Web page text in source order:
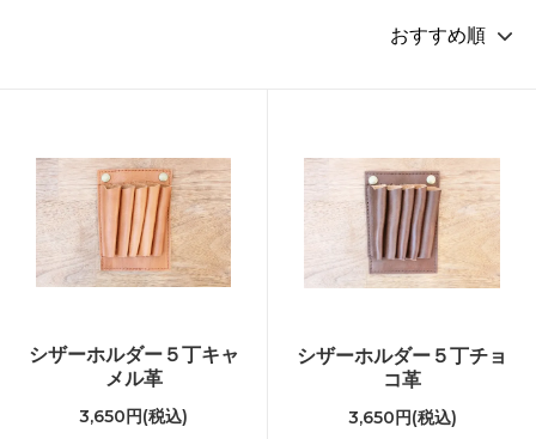
シザーホルダー５丁キャ
メル革
3,650円(税込)
シザーホルダー５丁チョ
コ革
3,650円(税込)